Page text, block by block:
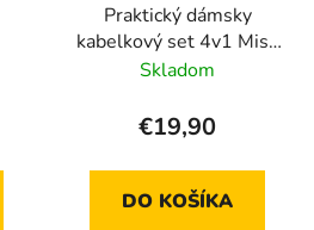
Praktický dámsky
kabelkový set 4v1 Miss
Lulu béžová
Skladom
€19,90
DO KOŠÍKA